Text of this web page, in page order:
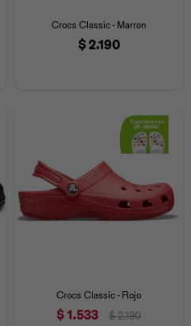
Crocs Classic - Marron
$2.190
Crocs Classic - Rojo
$1.533 $ 2.190